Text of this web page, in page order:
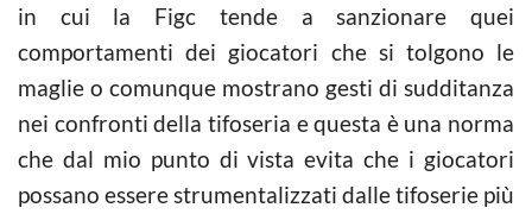
in cui la Figc tende a sanzionare quei
comportamenti dei giocatori che si tolgono le
maglie o comunque mostrano gesti di sudditanza
nei confronti della tifoseria e questa è una norma
che dal mio punto di vista evita che i giocatori
possano essere strumentalizzati dalle tifoserie più